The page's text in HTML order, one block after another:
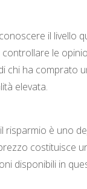
il livello
le
chi ha comprato
elevata.
risparmio è uno
costituisce
disponibili in